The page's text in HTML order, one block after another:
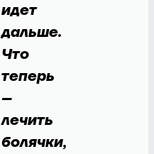
идет
дальше.
Что
теперь
–
лечить
болячки,